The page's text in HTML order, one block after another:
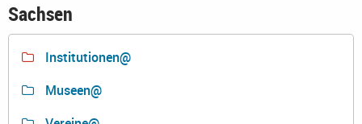
Sachsen
Institutionen@
Museen@